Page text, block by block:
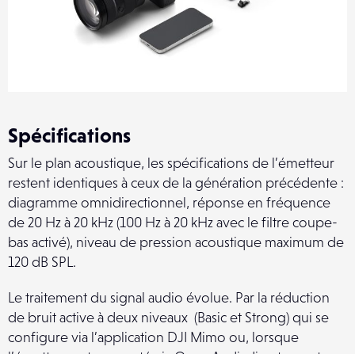
Spécifications
Sur le plan acoustique, les spécifications de l’émetteur
restent identiques à ceux de la génération précédente :
diagramme omnidirectionnel, réponse en fréquence
de 20 Hz à 20 kHz (100 Hz à 20 kHz avec le filtre coupe-
bas activé), niveau de pression acoustique maximum de
120 dB SPL.
Le traitement du signal audio évolue. Par la réduction
de bruit active à deux niveaux (Basic et Strong) qui se
configure via l’application DJI Mimo ou, lorsque